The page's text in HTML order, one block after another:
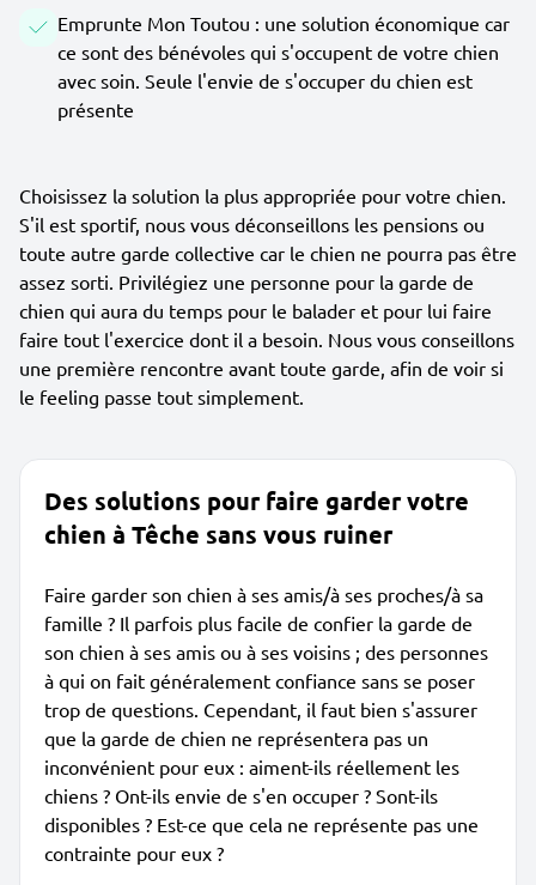
Emprunte Mon Toutou : une solution économique car
ce sont des bénévoles qui s'occupent de votre chien
avec soin. Seule l'envie de s'occuper du chien est
présente
Choisissez la solution la plus appropriée pour votre chien.
S'il est sportif, nous vous déconseillons les pensions ou
toute autre garde collective car le chien ne pourra pas être
assez sorti. Privilégiez une personne pour la garde de
chien qui aura du temps pour le balader et pour lui faire
faire tout l'exercice dont il a besoin. Nous vous conseillons
une première rencontre avant toute garde, afin de voir si
le feeling passe tout simplement.
Des solutions pour faire garder votre
chien à Têche sans vous ruiner
Faire garder son chien à ses amis/à ses proches/à sa
famille ? Il parfois plus facile de confier la garde de
son chien à ses amis ou à ses voisins ; des personnes
à qui on fait généralement confiance sans se poser
trop de questions. Cependant, il faut bien s'assurer
que la garde de chien ne représentera pas un
inconvénient pour eux : aiment-ils réellement les
chiens ? Ont-ils envie de s'en occuper ? Sont-ils
disponibles ? Est-ce que cela ne représente pas une
contrainte pour eux ?